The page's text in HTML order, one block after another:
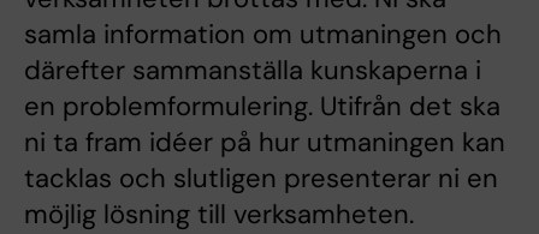
samla information om utmaningen och
därefter sammanställa kunskaperna i
en problemformulering. Utifrån det ska
ni ta fram idéer på hur utmaningen kan
tacklas och slutligen presenterar ni en
möjlig lösning till verksamheten.